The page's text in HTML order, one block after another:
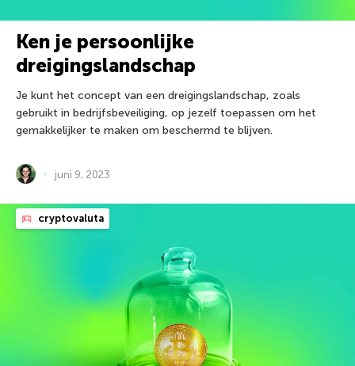
Ken je persoonlijke
dreigingslandschap
Je kunt het concept van een dreigingslandschap, zoals
gebruikt in bedrijfsbeveiliging, op jezelf toepassen om het
gemakkelijker te maken om beschermd te blijven.
juni 9, 2023
cryptovaluta